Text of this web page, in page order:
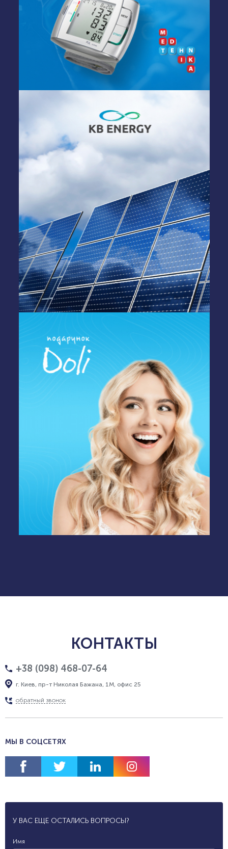
КОНТАКТЫ
+38 (098) 468-07-64
г. Киев, пр-т Николая Бажана, 1М, офис 25
обратный звонок
МЫ В СОЦСЕТЯХ
У ВАС ЕЩЕ ОСТАЛИСЬ ВОПРОСЫ?
Имя